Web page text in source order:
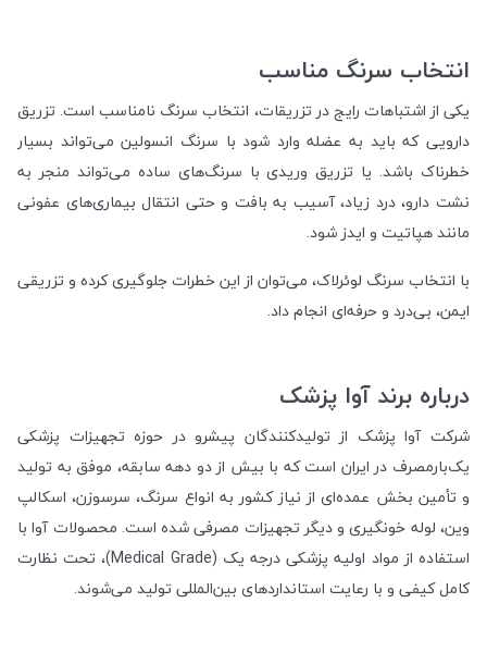
انتخاب سرنگ مناسب
یکی از اشتباهات رایج در تزریقات، انتخاب سرنگ نامناسب است. تزریق
دارویی که باید به عضله وارد شود با سرنگ انسولین می‌تواند بسیار
خطرناک باشد. یا تزریق وریدی با سرنگ‌های ساده می‌تواند منجر به
نشت دارو، درد زیاد، آسیب به بافت و حتی انتقال بیماری‌های عفونی
مانند هپاتیت و ایدز شود.
با انتخاب سرنگ لوئرلاک، می‌توان از این خطرات جلوگیری کرده و تزریقی
ایمن، بی‌درد و حرفه‌ای انجام داد.
درباره برند آوا پزشک
شرکت آوا پزشک از تولیدکنندگان پیشرو در حوزه تجهیزات پزشکی
یک‌بارمصرف در ایران است که با بیش از دو دهه سابقه، موفق به تولید
و تأمین بخش عمده‌ای از نیاز کشور به انواع سرنگ، سرسوزن، اسکالپ
وین، لوله خونگیری و دیگر تجهیزات مصرفی شده است. محصولات آوا با
استفاده از مواد اولیه پزشکی درجه یک (Medical Grade)، تحت نظارت
کامل کیفی و با رعایت استانداردهای بین‌المللی تولید می‌شوند.